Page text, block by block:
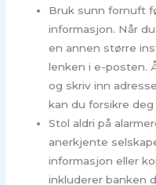
Bruk sunn fornuft
informasjon. Når
en annen større
lenken i e-posten.
og skriv inn
kan du forsikre
Stol aldri på
anerkjente
informasjon eller
inkluderer banken